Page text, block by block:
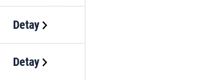
Ayarlar
ilgili
Detay
Detay